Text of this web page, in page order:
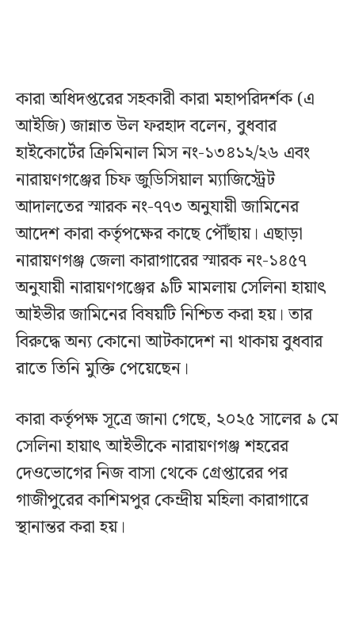
কারা অধিদপ্তরের সহকারী কারা মহাপরিদর্শক (এ
আইজি) জান্নাত উল ফরহাদ বলেন, বুধবার
হাইকোর্টের ক্রিমিনাল মিস নং-১৩৪১২/২৬ এবং
নারায়ণগঞ্জের চিফ জুডিসিয়াল ম্যাজিস্ট্রেট
আদালতের স্মারক নং-৭৭৩ অনুযায়ী জামিনের
আদেশ কারা কর্তৃপক্ষের কাছে পৌঁছায়। এছাড়া
নারায়ণগঞ্জ জেলা কারাগারের স্মারক নং-১৪৫৭
অনুযায়ী নারায়ণগঞ্জের ৯টি মামলায় সেলিনা হায়াৎ
আইভীর জামিনের বিষয়টি নিশ্চিত করা হয়। তার
বিরুদ্ধে অন্য কোনো আটকাদেশ না থাকায় বুধবার
রাতে তিনি মুক্তি পেয়েছেন।
কারা কর্তৃপক্ষ সূত্রে জানা গেছে, ২০২৫ সালের ৯ মে
সেলিনা হায়াৎ আইভীকে নারায়ণগঞ্জ শহরের
দেওভোগের নিজ বাসা থেকে গ্রেপ্তারের পর
গাজীপুরের কাশিমপুর কেন্দ্রীয় মহিলা কারাগারে
স্থানান্তর করা হয়।